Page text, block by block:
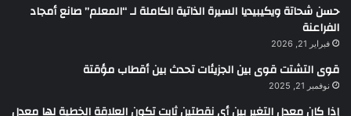
حسن شحاتة ويكيبيديا السيرة الذاتية الكاملة لـ “المعلم” صانع أمجاد
الفراعنة
فبراير 21, 2026
قوى التشتت قوى بين الجزيئات تحدث بين أقطاب مؤقتة
نوفمبر 21, 2025
إذا كان معدل التغير بين أي نقطتين ثابت تكون العلاقة الخطية لها معدل